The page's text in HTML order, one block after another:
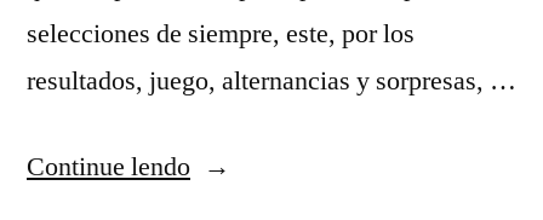
selecciones de siempre, este, por los
resultados, juego, alternancias y sorpresas, …
Continue lendo“Salir